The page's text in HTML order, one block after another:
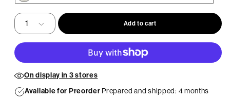
Cream
Add to cart
On display in 3 stores
Available for Preorder Prepared and shipped: 4 months